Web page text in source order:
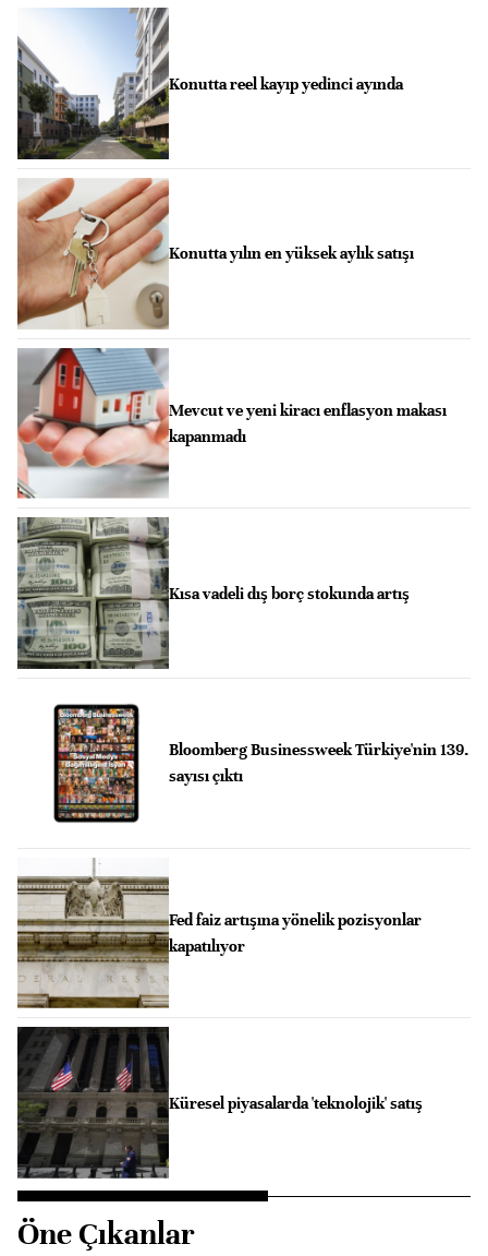
Konutta reel kayıp yedinci ayında
Konutta yılın en yüksek aylık satışı
Mevcut ve yeni kiracı enflasyon makası
kapanmadı
Kısa vadeli dış borç stokunda artış
Bloomberg Businessweek Türkiye'nin 139.
sayısı çıktı
Fed faiz artışına yönelik pozisyonlar
kapatılıyor
Küresel piyasalarda 'teknolojik' satış
Öne Çıkanlar